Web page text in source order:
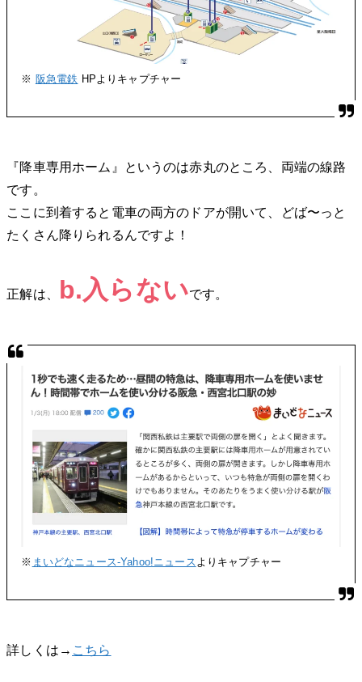
※ 阪急電鉄 HPよりキャプチャー
『降車専用ホーム』というのは赤丸のところ、両端の線路
です。
ここに到着すると電車の両方のドアが開いて、どば〜っと
たくさん降りられるんですよ！
正解は、 b.入らないです。
※ まいどなニュース-Yahoo!ニュースよりキャプチャー
詳しくは→ こちら